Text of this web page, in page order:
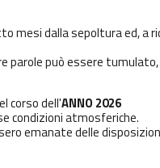
mesi dalla sepoltura ed, a
parole può essere
corso dell'ANNO 2026
condizioni atmosferiche.
emanate delle